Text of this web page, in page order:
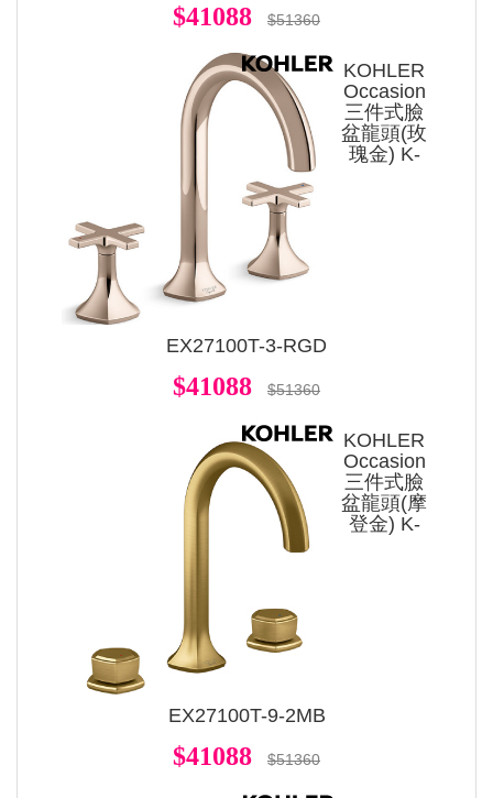
$41088 $51360
KOHLER
Occasion
三件式臉
盆龍頭(玫
瑰金) K-
EX27100T-3-RGD
$41088 $51360
KOHLER
Occasion
三件式臉
盆龍頭(摩
登金) K-
EX27100T-9-2MB
$41088 $51360